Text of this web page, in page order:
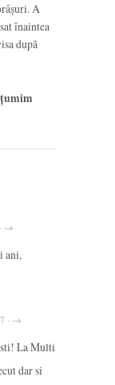
A
înaintea
după
→
ani,
· →
La Multi
dar si